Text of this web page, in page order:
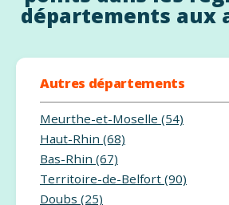
départements aux
Autres départements
Meurthe-et-Moselle (54)
Haut-Rhin (68)
Bas-Rhin (67)
Territoire-de-Belfort (90)
Doubs (25)